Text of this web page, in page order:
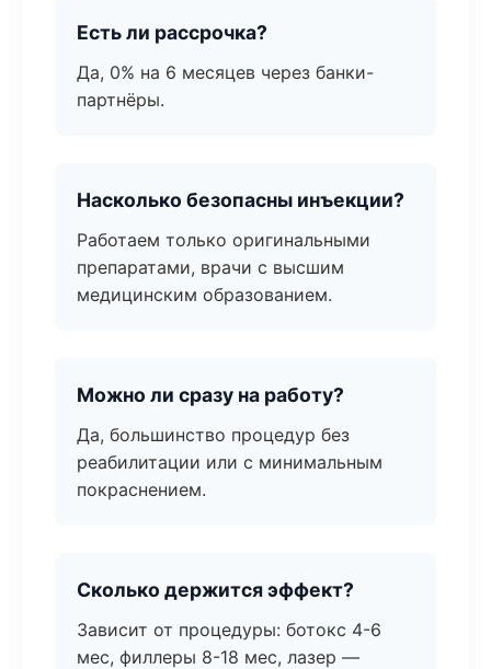
Есть ли рассрочка?
Да, 0% на 6 месяцев через банки-
партнёры.
Насколько безопасны инъекции?
Работаем только оригинальными
препаратами, врачи с высшим
медицинским образованием.
Можно ли сразу на работу?
Да, большинство процедур без
реабилитации или с минимальным
покраснением.
Сколько держится эффект?
Зависит от процедуры: ботокс 4-6
мес, филлеры 8-18 мес, лазер —